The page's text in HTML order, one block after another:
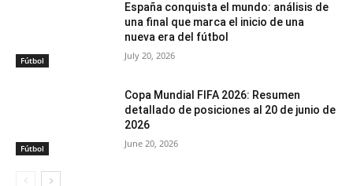
Fútbol
España conquista el mundo: análisis de
una final que marca el inicio de una
nueva era del fútbol
July 20, 2026
Fútbol
Copa Mundial FIFA 2026: Resumen
detallado de posiciones al 20 de junio de
2026
June 20, 2026